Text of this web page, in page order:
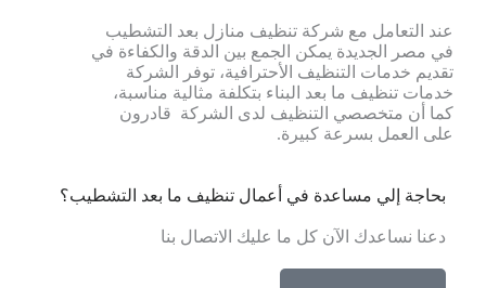
عند التعامل مع شركة تنظيف منازل بعد التشطيب
في مصر الجديدة يمكن الجمع بين الدقة والكفاءة في
تقديم خدمات التنظيف الأحترافية، توفر الشركة
خدمات تنظيف ما بعد البناء بتكلفة مثالية مناسبة،
كما أن متخصصي التنظيف لدى الشركة قادرون
على العمل بسرعة كبيرة.
بحاجة إلي مساعدة في أعمال تنظيف ما بعد التشطيب؟
دعنا نساعدك الآن كل ما عليك الاتصال بنا